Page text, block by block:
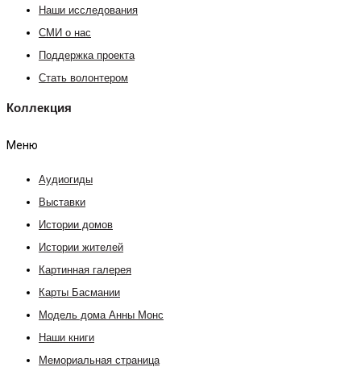
Наши исследования
СМИ о нас
Поддержка проекта
Стать волонтером
Коллекция
Меню
Аудиогиды
Выставки
Истории домов
Истории жителей
Картинная галерея
Карты Басмании
Модель дома Анны Монс
Наши книги
Мемориальная страница